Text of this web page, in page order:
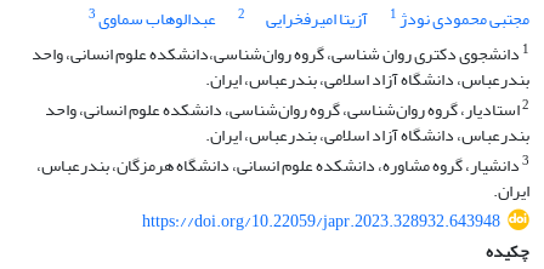
مجتبی محمودی نودژ1 آزیتا امیرفخرایی 2 عبدالوهاب سماوی3
1 دانشجوی دکتری روان شناسی، گروه روان‌شناسی،دانشکده علوم انسانی، واحد
بندرعباس، دانشگاه آزاد اسلامی، بندرعباس، ایران.
2استادیار، گروه روان‌شناسی، گروه روان‌شناسی، دانشکده علوم انسانی، واحد
بندرعباس، دانشگاه آزاد اسلامی، بندرعباس، ایران.
3دانشیار، گروه مشاوره، دانشکده علوم انسانی، دانشگاه هرمزگان، بندرعباس،
ایران.
https://doi.org/10.22059/japr.2023.328932.643948
چکیده